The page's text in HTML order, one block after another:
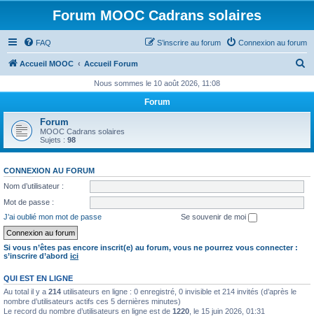
Forum MOOC Cadrans solaires
FAQ Connexion au forum
S’inscrire au forum
Accueil MOOC Accueil Forum
h
r
Nous sommes le 10 août 2026, 11:08
Forum
Forum
MOOC Cadrans solaires
Sujets : 98
CONNEXION AU FORUM
Nom d’utilisateur :
Mot de passe :
J’ai oublié mon mot de passe
Se souvenir de moi
Si vous n’êtes pas encore inscrit(e) au forum, vous ne pourrez vous connecter :
s’inscrire d’abord ici
QUI EST EN LIGNE
Au total il y a 214 utilisateurs en ligne : 0 enregistré, 0 invisible et 214 invités (d’après le
nombre d’utilisateurs actifs ces 5 dernières minutes)
Le record du nombre d’utilisateurs en ligne est de 1220 , le 15 juin 2026, 01:31